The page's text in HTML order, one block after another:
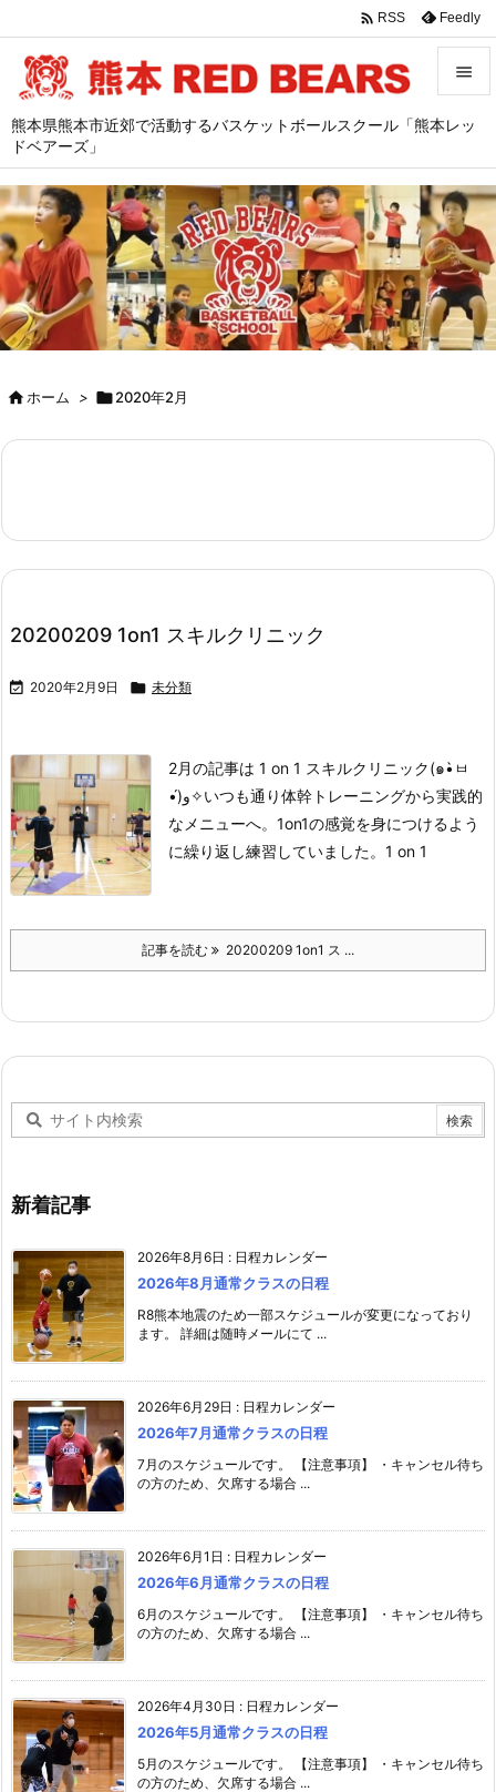
熊本県熊本市近郊で活動するバスケットボールスクール「熊本レッ
ドベアーズ」



サイド

前へ

次へ

 RSS Feedly
ホーム > 2020年2月
20200209 1on1 スキルクリニック
 2020年2月9日  未分類
2月の記事は 1 on 1 スキルクリニック(๑•̀ㅂ
•́)و✧いつも通り体幹トレーニングから実践的
なメニューへ。 1on1の感覚を身につけるよう
に繰り返し練習していました。 1 on 1
記事を読む 20200209 1on1 ス ...
新着記事
2026年8月6日 : 日程カレンダー
2026年8月通常クラスの日程
R8熊本地震のため一部スケジュールが変更になっており
ます。 詳細は随時メールにて ...
2026年6月29日 : 日程カレンダー
2026年7月通常クラスの日程
7月のスケジュールです。 【注意事項】 ・キャンセル待ち
の方のため、欠席する場合 ...
2026年6月1日 : 日程カレンダー
2026年6月通常クラスの日程
6月のスケジュールです。 【注意事項】 ・キャンセル待ち
の方のため、欠席する場合 ...
2026年4月30日 : 日程カレンダー
2026年5月通常クラスの日程
5月のスケジュールです。 【注意事項】 ・キャンセル待ち
の方のため、欠席する場合 ...